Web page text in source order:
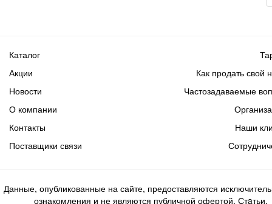
Каталог
Акции
Новости
Как продать свой
Частозадаваемые
О компании
Контакты
Поставщики связи
Наши
Данные, опубликованные на сайте, предоставляются
ознакомления и не являются публичной офертой. Стaтьи,